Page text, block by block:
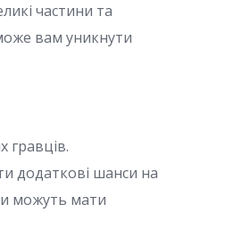
частини та
вам уникнути
гравців.
додаткові шанси на
можуть мати